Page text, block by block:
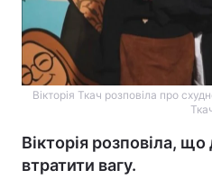
Вікторія Ткач розповіла про
Вікторія розповіла,
втратити вагу.